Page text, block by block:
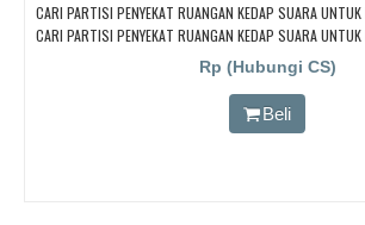
CARI PARTISI PENYEKAT RUANGAN KEDAP SUARA UNTUK
CARI PARTISI PENYEKAT RUANGAN KEDAP SUARA UNTUK
CARI PARTISI PENYEKAT RUANGAN KEDAP SUARA UNTUK
CARI PARTISI PENYEKAT RUANGAN KEDAP SUARA UNTUK
Rp (Hubungi CS)
Beli